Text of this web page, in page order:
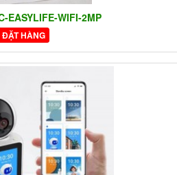
EASYLIFE-WIFI-2MP
ĐẶT HÀNG